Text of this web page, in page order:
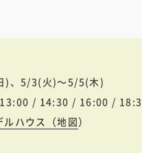
、5/3(火)～5/5(木)
/ 14:30 / 16:00 /
ルハウス（地図）